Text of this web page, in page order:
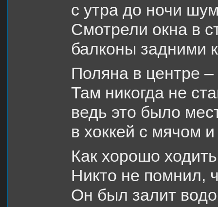
с утра до ночи
Смотрели окна в
балконы задними
Поляна в центре
Там никогда не
ведь это было
в хоккей с мячом
Как хорошо
Никто не помнил,
Он был залит